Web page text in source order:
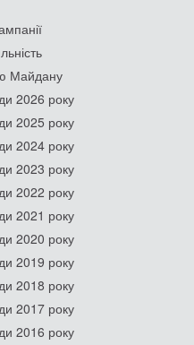
Майдану
2026 року
2025 року
2024 року
2023 року
2022 року
2021 року
2020 року
2019 року
2018 року
2017 року
2016 року